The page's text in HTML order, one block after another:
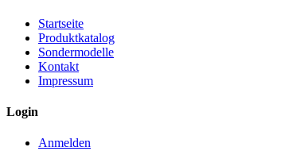
Startseite
Produktkatalog
Sondermodelle
Kontakt
Impressum
Login
Anmelden